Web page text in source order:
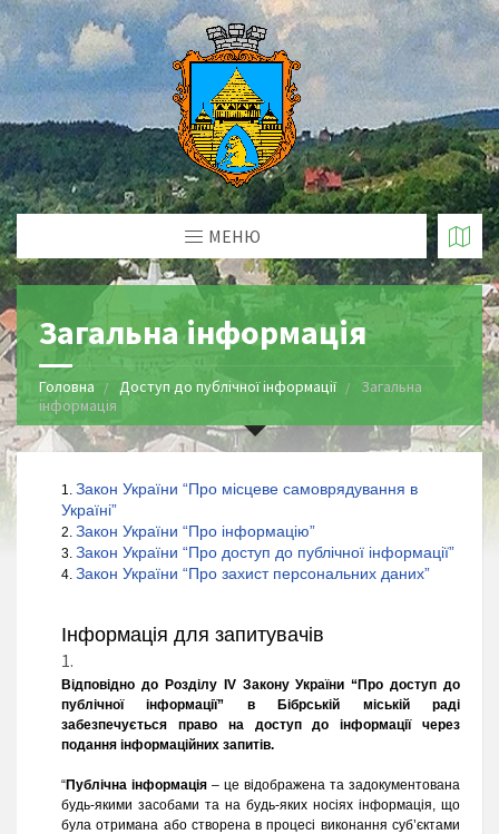
МЕНЮ
Загальна інформація
Головна Доступ до публічної інформації
Загальна
інформація
Закон України “Про місцеве самоврядування в
Україні”
Закон України “Про інформацію”
Закон України “Про доступ до публічної інформації”
Закон України “Про захист персональних даних”
Інформація для запитувачів
Відповідно до Розділу IV Закону України “Про доступ до
публічної інформації” в Бібрській міській раді
забезпечується право на доступ до інформації через
подання інформаційних запитів.
“Публічна інформація – це відображена та задокументована
будь-якими засобами та на будь-яких носіях інформація, що
була отримана або створена в процесі виконання суб’єктами